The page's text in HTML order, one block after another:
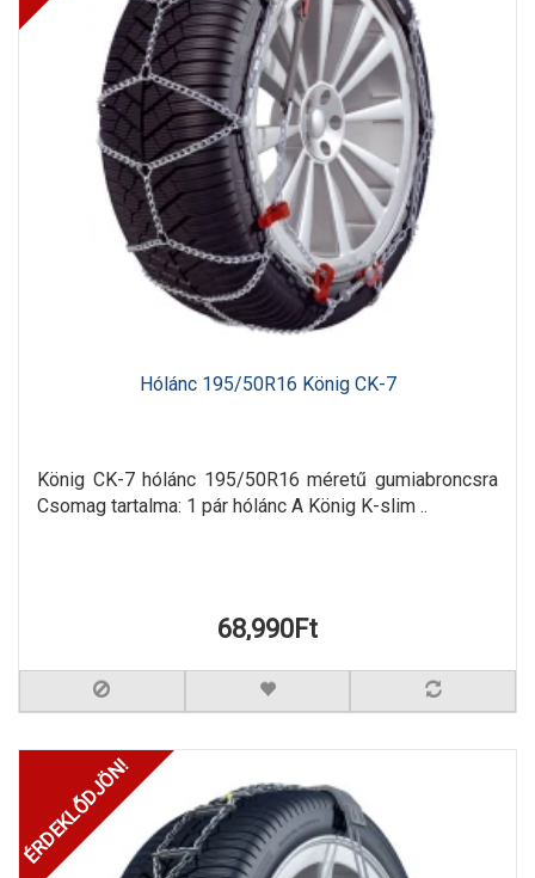
Hólánc 195/50R16 König CK-7
König CK-7 hólánc 195/50R16 méretű gumiabroncsra
Csomag tartalma: 1 pár hólánc A König K-slim ..
68,990Ft
ÉRDEKLŐDJÖN!